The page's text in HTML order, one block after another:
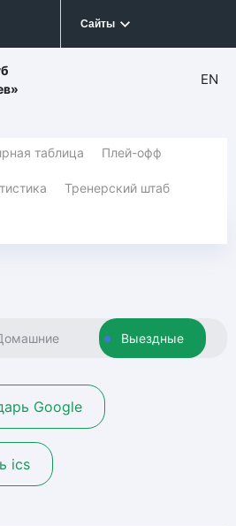
Сайты
EN
таблица Плей-офф
Тренерский штаб
Выездные
Google
ics